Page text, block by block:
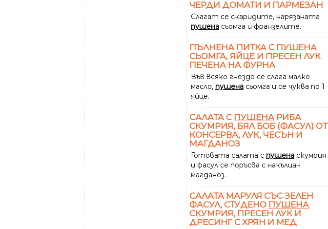
ЧЕРДИ ДОМАТИ И ПАРМЕЗАН
Слагат се скаридите, нарязаната
пушена сьомга и франзелите.
ПЪЛНЕНА ПИТКА С ПУШЕНА
СЬОМГА, ЯЙЦЕ И ПРЕСЕН ЛУК
ПЕЧЕНА НА ФУРНА
Във всяко гнездо се слага малко
масло, пушена сьомга и се чуква по 1
яйце.
САЛАТА С ПУШЕНА РИБА
СКУМРИЯ, БЯЛ БОБ (ФАСУЛ) ОТ
КОНСЕРВА, ЛУК, ЧЕСЪН И
МАГДАНОЗ
Готовата салата с пушена скумрия
и фасул се поръсва с накълцан
магданоз.
САЛАТА МАРУЛЯ СЪС ЗЕЛЕН
ФАСУЛ, СТУДЕНО ПУШЕНА
СКУМРИЯ, ПРЕСЕН ЛУК И
ДРЕСИНГ С ХРЯН И МЕД